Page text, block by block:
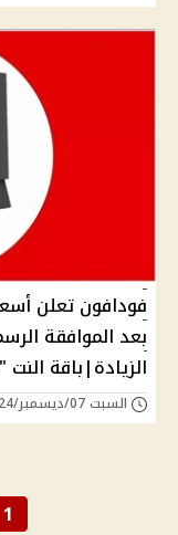
فودافون تعلن
بعد الموافقة
الزيادة|باقة النت "تخطت 325
السبت 07/ديسمبر/2024 - 08:52 م
1